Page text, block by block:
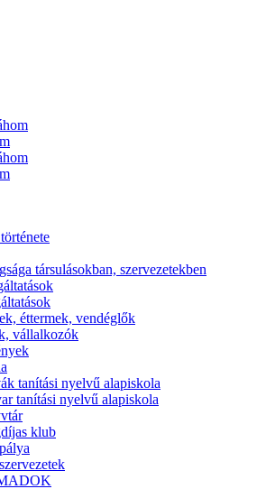
társulásokban, szervezetekben
éttermek, vendéglők
vállalkozók
tanítási nyelvű alapiskola
tanítási nyelvű alapiskola
klub